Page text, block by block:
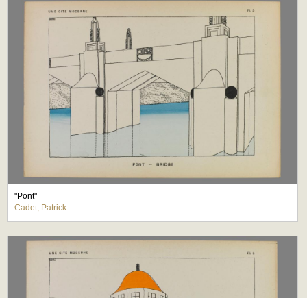
"Pont"
Cadet, Patrick